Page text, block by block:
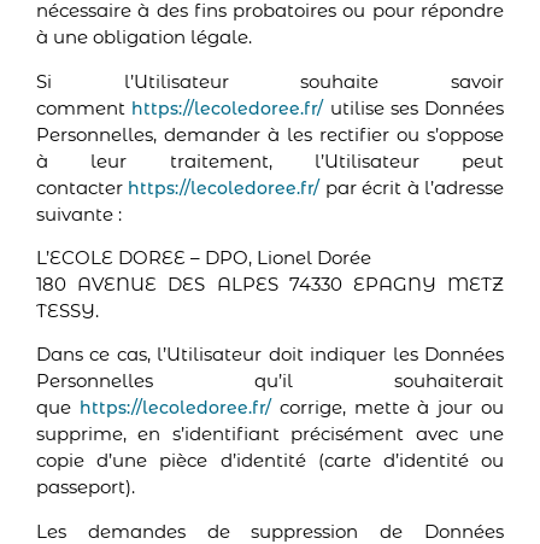
nécessaire à des fins probatoires ou pour répondre
à une obligation légale.
Si l’Utilisateur souhaite savoir
comment https://lecoledoree.fr/utilise ses Données
Personnelles, demander à les rectifier ou s’oppose
à leur traitement, l’Utilisateur peut
contacter https://lecoledoree.fr/par écrit à l’adresse
suivante :
L’ECOLE DOREE – DPO, Lionel Dorée
180 AVENUE DES ALPES 74330 EPAGNY METZ
TESSY.
Dans ce cas, l’Utilisateur doit indiquer les Données
Personnelles qu’il souhaiterait
que https://lecoledoree.fr/corrige, mette à jour ou
supprime, en s’identifiant précisément avec une
copie d’une pièce d’identité (carte d’identité ou
passeport).
Les demandes de suppression de Données